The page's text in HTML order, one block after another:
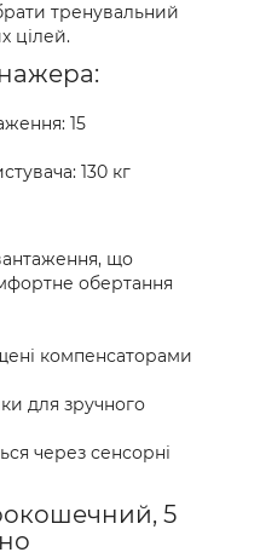
тренувальний
цілей.
15
130 кг
що
обертання
компенсаторами
для зручного
через сенсорні
5